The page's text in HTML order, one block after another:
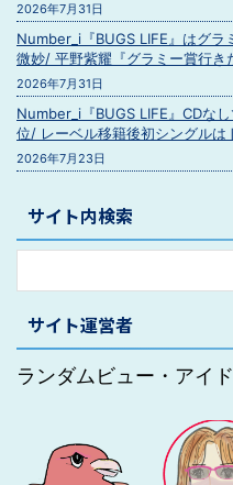
2026年7月31日
Number_i『BUGS LIFE』はグラ
微妙/ 平野紫耀『グラミー賞行き
2026年7月31日
Number_i『BUGS LIFE』CDな
位/ レーベル移籍後初シングルは
2026年7月23日
サイト内検索
サイト運営者
ランダムビュー・アイ